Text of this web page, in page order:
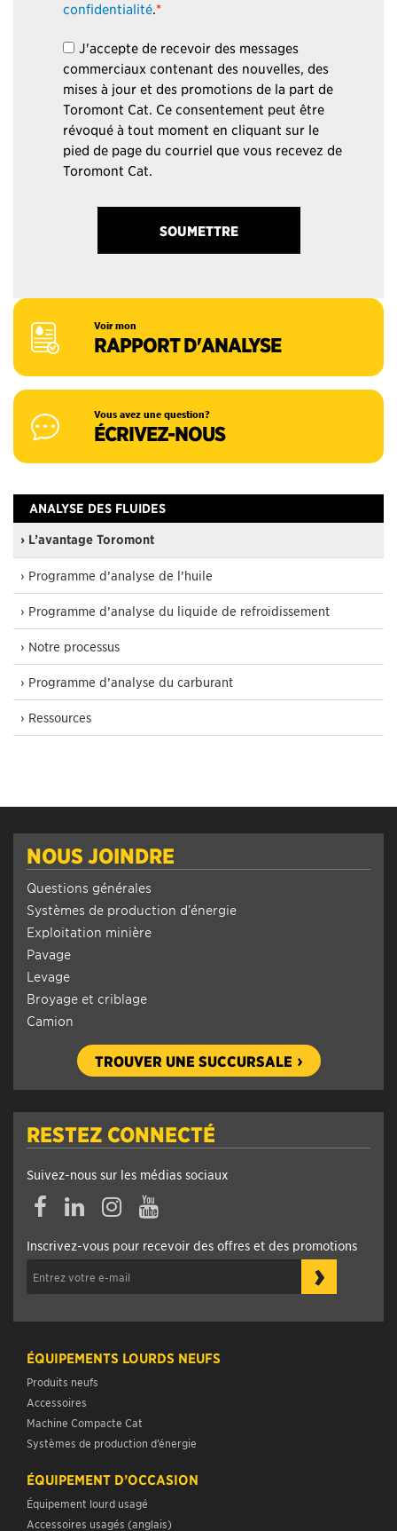
confidentialité.*
J'accepte de recevoir des messages
commerciaux contenant des nouvelles, des
mises à jour et des promotions de la part de
Toromont Cat. Ce consentement peut être
révoqué à tout moment en cliquant sur le
pied de page du courriel que vous recevez de
Toromont Cat.
Voir mon
RAPPORT D'ANALYSE
Vous avez une question?
ÉCRIVEZ-NOUS
ANALYSE DES FLUIDES
› L’avantage Toromont
› Programme d’analyse de l’huile
› Programme d’analyse du liquide de refroidissement
› Notre processus
› Programme d’analyse du carburant
› Ressources
NOUS JOINDRE
Questions générales
Systèmes de production d’énergie
Exploitation minière
Pavage
Levage
Broyage et criblage
Camion
TROUVER UNE SUCCURSALE
RESTEZ CONNECTÉ
Suivez-nous sur les médias sociaux
FacebookLinkedinInstagramYouTube
Inscrivez-vous pour recevoir des offres et des promotions
›
ÉQUIPEMENTS LOURDS NEUFS
Produits neufs
Accessoires
Machine Compacte Cat
Systèmes de production d’énergie
ÉQUIPEMENT D’OCCASION
Équipement lourd usagé
Accessoires usagés (anglais)